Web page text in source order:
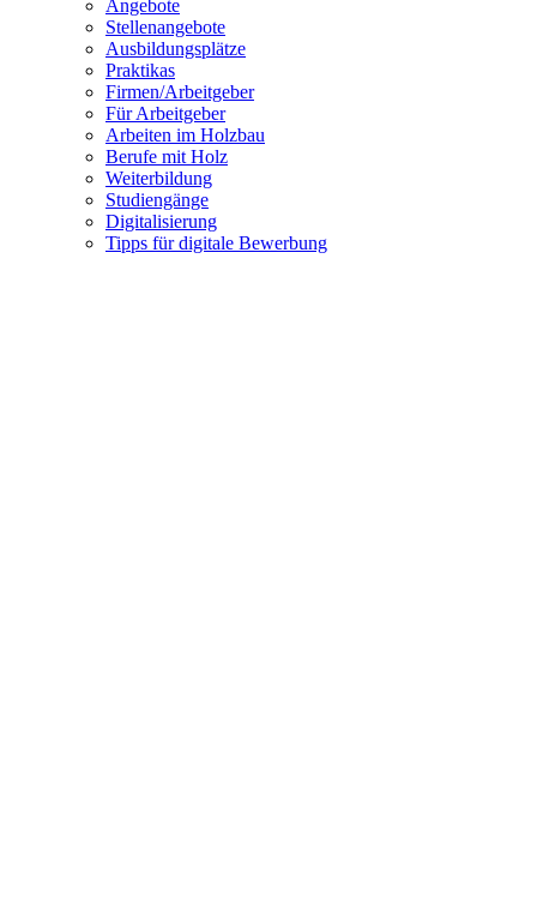
Angebote
Stellenangebote
Ausbildungsplätze
Praktikas
Firmen/Arbeitgeber
Für Arbeitgeber
Arbeiten im Holzbau
Berufe mit Holz
Weiterbildung
Studiengänge
Digitalisierung
Tipps für digitale Bewerbung